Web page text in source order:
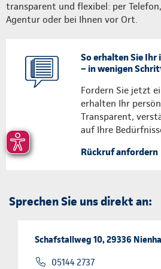
transparent und flexibel: per
Agentur oder bei Ihnen vor Ort.
So erhalten Sie
– in wenigen
Fordern Sie jetzt
erhalten Ihr
Transparent,
auf Ihre
Rückruf anfordern
Sprechen Sie uns direkt an:
Schafstallweg 10, 29336
05144 2737